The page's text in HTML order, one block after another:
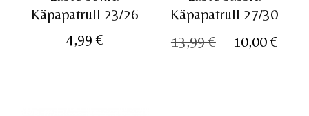
Käpapatrull 23/26
4,99 €
Käpapatrull 27/30
13,99€
Algne
10,00 €